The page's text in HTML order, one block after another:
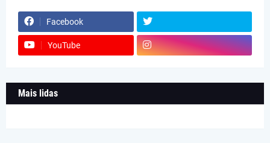
Facebook
YouTube
Mais lidas